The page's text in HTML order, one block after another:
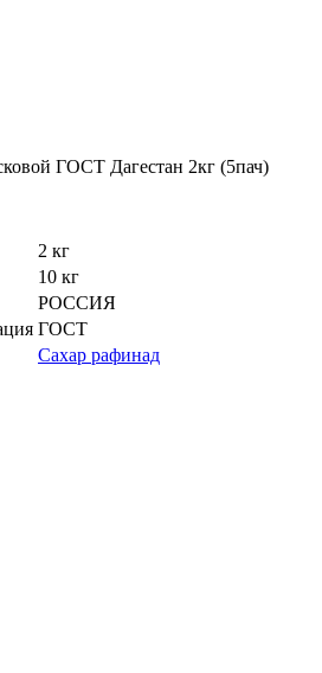
2 кг
10 кг
РОССИЯ
ГОСТ
Сахар рафинад